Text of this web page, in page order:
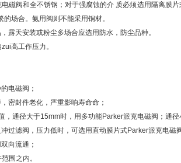
磁阀和全不锈钢；对于强腐蚀的介 质必须选用隔离膜
场合。氨用阀则不能采用铜材。
露天安装或粉尘多场合应选用防水，防尘品种。
高工作压力。
电磁阀；
密封件老化，严重影响寿命命；
通径大于15mm时，用多功能Parker派克电磁阀；通径
过滤阀，压力低时，可选用直动膜片式Parker派克电磁
向流通；
围之内。